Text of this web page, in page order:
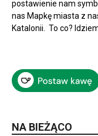
postawienie nam
nas Mapkę miasta z
Katalonii. To co?
NA BIEŻĄCO